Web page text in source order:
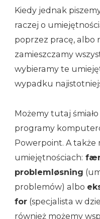
Kiedy jednak
raczej o
poprzez pracę, albo
zamieszczamy
wybieramy te
wypadku
Możemy tutaj
programy
Powerpoint. A także
umiejętnościach:
problemløsning
problemów) albo
for (specjalista w
również możemy